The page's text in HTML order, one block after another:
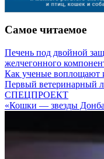
Самое читаемое
Печень под двойной
желчегонного
Как ученые воплощают
Первый ветеринарный
СПЕЦПРОЕКТ
«Кошки — звезды